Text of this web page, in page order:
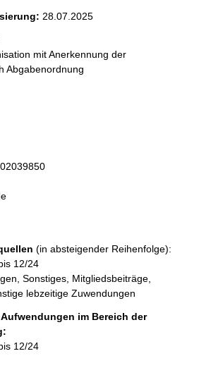
28.07.2025
mit Anerkennung der
Abgabenordnung
(in absteigender Reihenfolge):
12/24
Sonstiges, Mitgliedsbeiträge,
lebzeitige Zuwendungen
im Bereich der
12/24